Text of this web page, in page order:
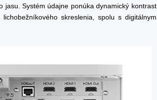
Systém údajne ponúka dynamický kontrast
skreslenia, spolu s digitálnym